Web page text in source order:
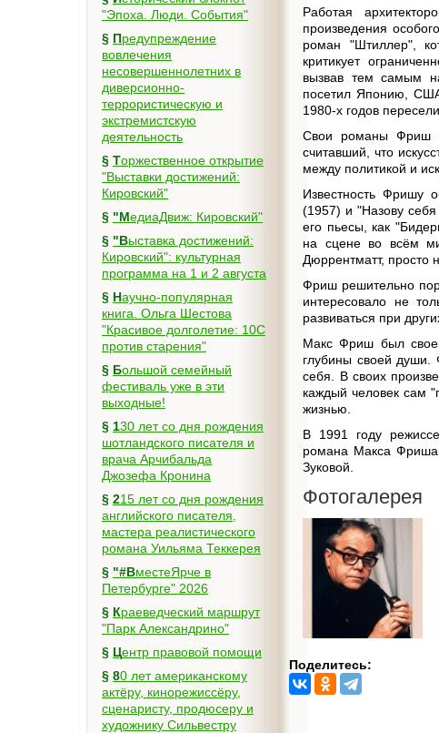
"Эпоха. Люди. События"
§ Предупреждение
вовлечения
несовершеннолетних в
диверсионно-
террористическую и
экстремистскую
деятельность
§ Торжественное открытие
"Выставки достижений:
Кировский"
§
"МедиаДвиж: Кировский"
§ "Выставка достижений:
Кировский": культурная
программа на 1 и 2 августа
§ Научно-популярная
книга. Ольга Шестова
"Красивое долголетие: 10C
против старения"
§ Большой семейный
фестиваль уже в эти
выходные!
§ 130 лет со дня рождения
шотландского писателя и
врача Арчибальда
Джозефа Кронина
§ 215 лет со дня рождения
английского писателя,
мастера реалистического
романа Уильяма Теккерея
§ "#ВместеЯрче в
Петербурге" 2026
§ Краеведческий маршрут
"Парк Александрино"
§
Центр правовой помощи
§ 80 лет американскому
актёру, кинорежиссёру,
сценаристу, продюсеру и
художнику Сильвестру
Работая
произведения
роман "Штиллер",
критикует
вызвав тем самым
посетил Японию,
1980-х годов
Свои романы Фриш
считавший, что
между политикой и
Известность Фришу
(1957) и "Назову
его пьесы, как
на сцене во всём
Дюррентматт, просто
Фриш решительно
интересовало не
развиваться при
Макс Фриш был
глубины своей души.
себя. В своих
каждый человек сам
жизнью.
В 1991 году
романа Макса
Зуковой.
Фотогалерея
Поделитесь: